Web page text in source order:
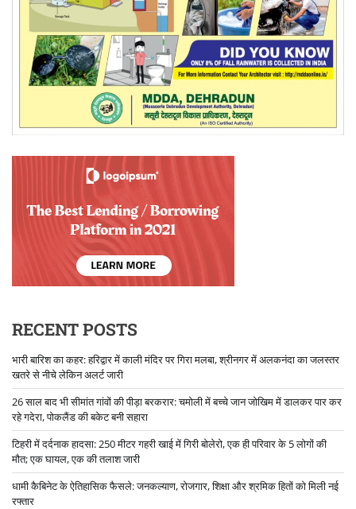
RECENT POSTS
भारी बारिश का कहर: हरिद्वार में काली मंदिर पर गिरा मलबा, श्रीनगर में अलकनंदा का जलस्तर
खतरे से नीचे लेकिन अलर्ट जारी
26 साल बाद भी सीमांत गांवों की पीड़ा बरकरार: चमोली में बच्चे जान जोखिम में डालकर पार कर
रहे गदेरा, पोकलैंड की बकेट बनी सहारा
टिहरी में दर्दनाक हादसा: 250 मीटर गहरी खाई में गिरी बोलेरो, एक ही परिवार के 5 लोगों की
मौत; एक घायल, एक की तलाश जारी
धामी कैबिनेट के ऐतिहासिक फैसले: जनकल्याण, रोजगार, शिक्षा और श्रमिक हितों को मिली नई
रफ्तार